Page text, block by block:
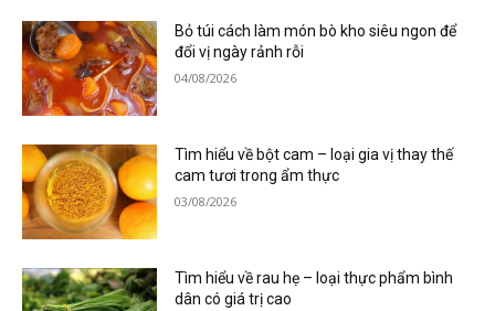
Bỏ túi cách làm món bò kho siêu ngon để
đổi vị ngày rảnh rỗi
04/08/2026
Tìm hiểu về bột cam – loại gia vị thay thế
cam tươi trong ẩm thực
03/08/2026
Tìm hiểu về rau hẹ – loại thực phẩm bình
dân có giá trị cao